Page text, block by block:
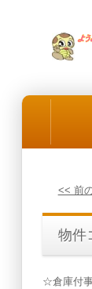
<< 前
物件
☆倉庫付